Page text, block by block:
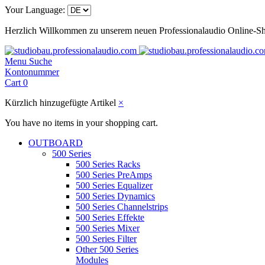
Your Language:
Herzlich Willkommen zu unserem neuen Professionalaudio Online-
Menu Suche
Kontonummer
Cart 0
Kürzlich hinzugefügte Artikel ×
You have no items in your shopping cart.
OUTBOARD
500 Series
500 Series Racks
500 Series PreAmps
500 Series Equalizer
500 Series Dynamics
500 Series Channelstrips
500 Series Effekte
500 Series Mixer
500 Series Filter
Other 500 Series
Modules